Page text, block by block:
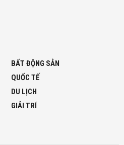
BẤT ĐỘNG SẢN
QUỐC TẾ
DU LỊCH
GIẢI TRÍ